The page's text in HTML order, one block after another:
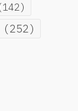
(252)